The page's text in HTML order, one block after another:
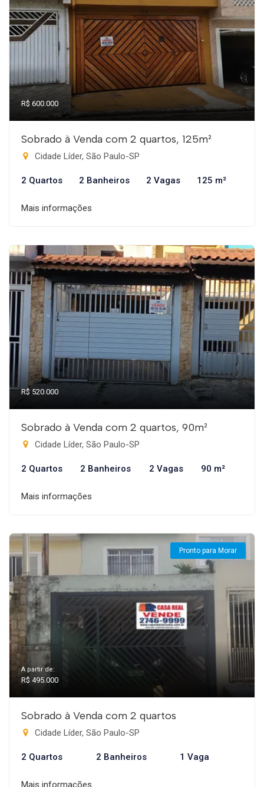
R$ 600.000
Sobrado à Venda com 2 quartos, 125m²
Cidade Líder, São Paulo-SP
2 Quartos 2 Banheiros 2 Vagas 125 m²
Mais informações
R$ 520.000
Sobrado à Venda com 2 quartos, 90m²
Cidade Líder, São Paulo-SP
2 Quartos 2 Banheiros 2 Vagas 90 m²
Mais informações
Pronto para Morar
A partir de:
R$ 495.000
Sobrado à Venda com 2 quartos
Cidade Líder, São Paulo-SP
2 Quartos 2 Banheiros 1 Vaga
Mais informações